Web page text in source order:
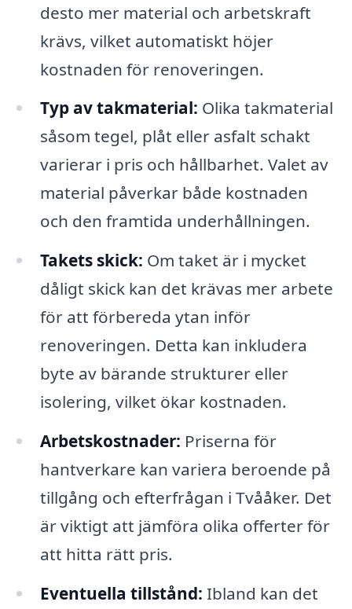
desto mer material och arbetskraft
krävs, vilket automatiskt höjer
kostnaden för renoveringen.
Typ av takmaterial: Olika takmaterial
såsom tegel, plåt eller asfalt schakt
varierar i pris och hållbarhet. Valet av
material påverkar både kostnaden
och den framtida underhållningen.
Takets skick: Om taket är i mycket
dåligt skick kan det krävas mer arbete
för att förbereda ytan inför
renoveringen. Detta kan inkludera
byte av bärande strukturer eller
isolering, vilket ökar kostnaden.
Arbetskostnader: Priserna för
hantverkare kan variera beroende på
tillgång och efterfrågan i Tvååker. Det
är viktigt att jämföra olika offerter för
att hitta rätt pris.
Eventuella tillstånd: Ibland kan det